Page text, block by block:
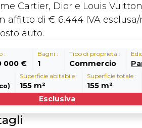
Cartier, Dior e Louis
affitto di € 6.444 IVA esclusa/
auto.
:
000 €
Bagni :
1
Tipo di proprietà :
Commercio
Superficie abitabile :
155 m²
Superficie totale :
155 m²
Esclusiva